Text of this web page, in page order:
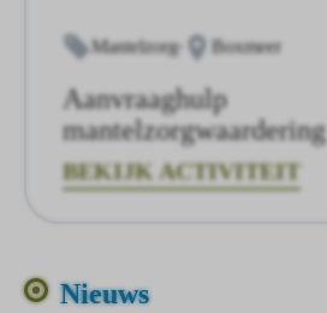
Mantelzorg Boxmeer
Aanvraaghulp
mantelzorgwaardering
BEKIJK ACTIVITEIT
Nieuws